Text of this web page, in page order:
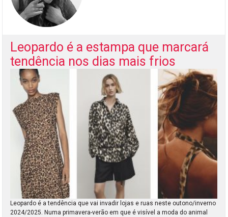
Leopardo é a estampa que marcará
tendência nos dias mais frios
Leopardo é a tendência que vai invadir lojas e ruas neste outono/inverno
2024/2025. Numa primavera-verão em que é visível a moda do animal